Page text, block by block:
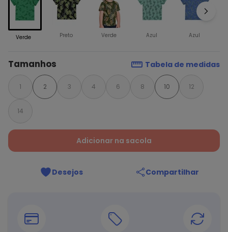
Verde Preto Verde Azul Azul
Tamanhos Tabela de medidas
1 2 3 4 6 8 10 12
14
Adicionar na sacola
Desejos Compartilhar